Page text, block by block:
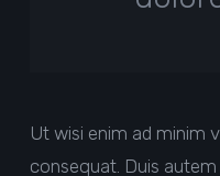
Ut wisi enim ad minim
consequat. Duis